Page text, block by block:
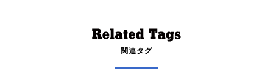
関連タグ